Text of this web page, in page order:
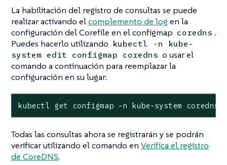
La habilitación del registro de consultas se puede
realizar activando elcomplemento de log en la
configuración del Corefile en el configmap coredns .
Puedes hacerlo utilizando kubectl -n kube-
system edit configmap coredns o usar el
comando a continuación para reemplazar la
configuración en su lugar:
kubectl get configmap -n kube-system
Todas las consultas ahora se registrarán y se podrán
verificar utilizando el comando en Verifica el registro
de CoreDNS.